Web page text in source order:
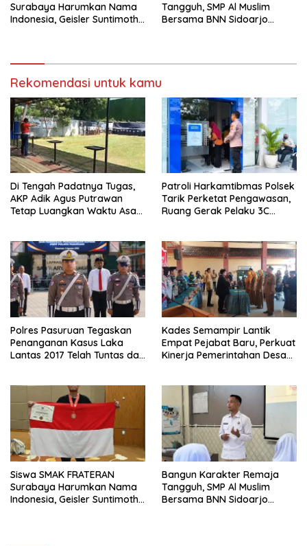
Surabaya Harumkan Nama
Indonesia, Geisler Suntimothy
Tangguh, SMP Al Muslim
Bersama BNN Sidoarjo
Rekomendasi untuk kamu
Di Tengah Padatnya Tugas,
AKP Adik Agus Putrawan
Tetap Luangkan Waktu Asah
Patroli Harkamtibmas Polsek
Tarik Perketat Pengawasan,
Ruang Gerak Pelaku 3C
Polres Pasuruan Tegaskan
Penanganan Kasus Laka
Lantas 2017 Telah Tuntas dan
Kades Semampir Lantik
Empat Pejabat Baru, Perkuat
Kinerja Pemerintahan Desa
Siswa SMAK FRATERAN
Surabaya Harumkan Nama
Indonesia, Geisler Suntimothy
Bangun Karakter Remaja
Tangguh, SMP Al Muslim
Bersama BNN Sidoarjo